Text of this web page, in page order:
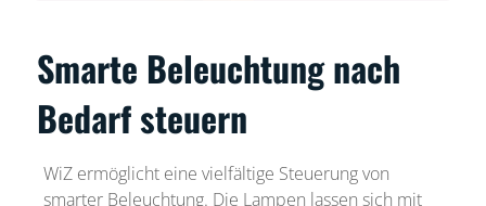
Smarte Beleuchtung nach
Bedarf steuern
WiZ ermöglicht eine vielfältige Steuerung von
smarter Beleuchtung. Die Lampen lassen sich mit